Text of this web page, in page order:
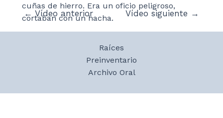
cuñas de hierro. Era un oficio peligroso,
cortaban con un hacha.
Navegación
← Vídeo anterior Vídeo siguiente →
Raíces
Preinventario
Archivo Oral